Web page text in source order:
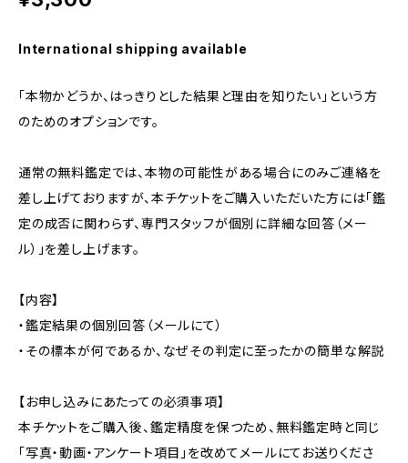
International shipping available
「本物かどうか、はっきりとした結果と理由を知りたい」という方
のためのオプションです。
通常の無料鑑定では、本物の可能性がある場合にのみご連絡を
差し上げておりますが、本チケットをご購入いただいた方には「鑑
定の成否に関わらず、専門スタッフが個別に詳細な回答（メー
ル）」を差し上げます。
【内容】
・鑑定結果の個別回答（メールにて）
・その標本が何であるか、なぜその判定に至ったかの簡単な解説
【お申し込みにあたっての必須事項】
本チケットをご購入後、鑑定精度を保つため、無料鑑定時と同じ
「写真・動画・アンケート項目」を改めてメールにてお送りくださ